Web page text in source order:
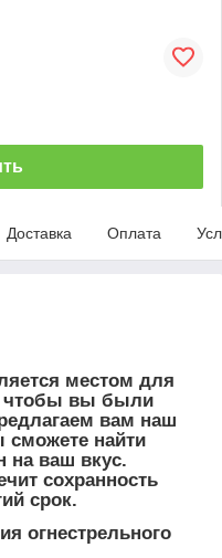
Доставка Оплата
местом для
чтобы вы были
вам наш
сможете найти
на ваш вкус.
сохранность
срок.
огнестрельного